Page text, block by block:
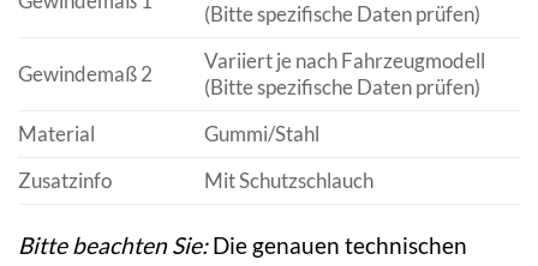
(Bitte spezifische Daten prüfen)
Gewindemaß 2
Variiert je nach Fahrzeugmodell
(Bitte spezifische Daten prüfen)
Material
Gummi/Stahl
Zusatzinfo
Mit Schutzschlauch
Bitte beachten Sie:Die genauen technischen